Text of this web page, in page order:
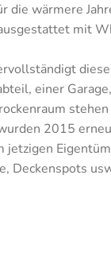
die wärmere
mit
einer
2015
Deckenspots